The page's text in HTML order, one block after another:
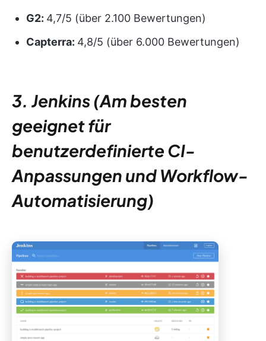
G2: 4,7/5 (über 2.100 Bewertungen)
Capterra: 4,8/5 (über 6.000 Bewertungen)
3. Jenkins(Am besten
geeignet für
benutzerdefinierte CI-
Anpassungen und Workflow-
Automatisierung)